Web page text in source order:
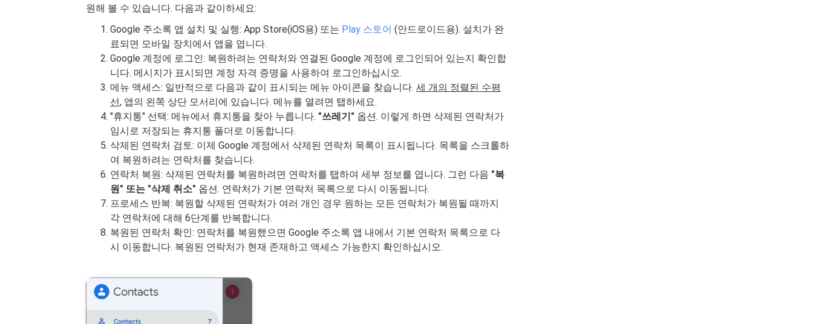
원해 볼 수 있습니다. 다음과 같이하세요:
Google 주소록 앱 설치 및 실행: App Store(iOS용) 또는 Play 스토어 (안드로이드용). 설치가 완
료되면 모바일 장치에서 앱을 엽니다.
Google 계정에 로그인: 복원하려는 연락처와 연결된 Google 계정에 로그인되어 있는지 확인합
니다. 메시지가 표시되면 계정 자격 증명을 사용하여 로그인하십시오.
메뉴 액세스: 일반적으로 다음과 같이 표시되는 메뉴 아이콘을 찾습니다. 세 개의 정렬된 수평
선, 앱의 왼쪽 상단 모서리에 있습니다. 메뉴를 열려면 탭하세요.
"휴지통" 선택: 메뉴에서 휴지통을 찾아 누릅니다. "쓰레기" 옵션. 이렇게 하면 삭제된 연락처가
임시로 저장되는 휴지통 폴더로 이동합니다.
삭제된 연락처 검토: 이제 Google 계정에서 삭제된 연락처 목록이 표시됩니다. 목록을 스크롤하
여 복원하려는 연락처를 찾습니다.
연락처 복원: 삭제된 연락처를 복원하려면 연락처를 탭하여 세부 정보를 엽니다. 그런 다음 "복
원" 또는 "삭제 취소" 옵션. 연락처가 기본 연락처 목록으로 다시 이동됩니다.
프로세스 반복: 복원할 삭제된 연락처가 여러 개인 경우 원하는 모든 연락처가 복원될 때까지
각 연락처에 대해 6단계를 반복합니다.
복원된 연락처 확인: 연락처를 복원했으면 Google 주소록 앱 내에서 기본 연락처 목록으로 다
시 이동합니다. 복원된 연락처가 현재 존재하고 액세스 가능한지 확인하십시오.